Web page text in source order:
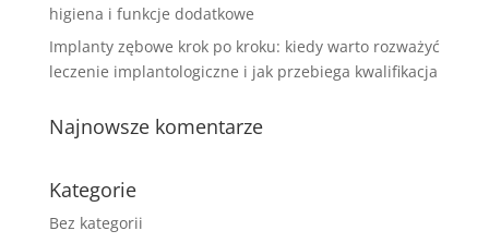
higiena i funkcje dodatkowe
Implanty zębowe krok po kroku: kiedy warto rozważyć
leczenie implantologiczne i jak przebiega kwalifikacja
Najnowsze komentarze
Kategorie
Bez kategorii